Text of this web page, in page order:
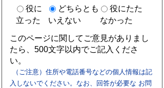
役に
立った
どちらとも
いえない
役にたた
なかった
このページに関してご意見がありまし
たら、500文字以内でご記入くださ
い。
（ご注意）住所や電話番号などの個人情報は記
入しないでください。なお、回答が必要な お問